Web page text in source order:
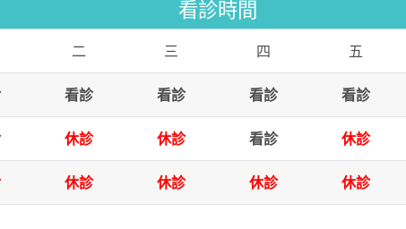
看診時間
二 三 四 五
看診 看診 看診 看診
休診 休診 看診 休診
休診 休診 休診 休診